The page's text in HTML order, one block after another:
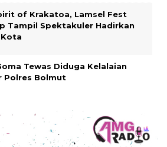
of Krakatoa, Lamsel Fest
Tampil Spektakuler Hadirkan
Tewas Diduga Kelalaian
Polres Bolmut